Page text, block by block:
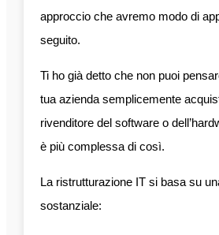
approccio che avremo modo di
seguito.
Ti ho già detto che non puoi
tua azienda semplicemente
rivenditore del software o
è più complessa di così.
La ristrutturazione IT si basa su
sostanziale: